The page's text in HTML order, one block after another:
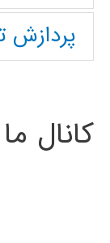
پردازش
کانال